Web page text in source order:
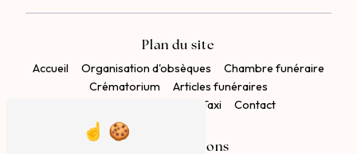
Plan du site
Accueil Organisation d'obsèques
Chambre funéraire
Crématorium
Articles funéraires
Taxi Contact
Nos prestations